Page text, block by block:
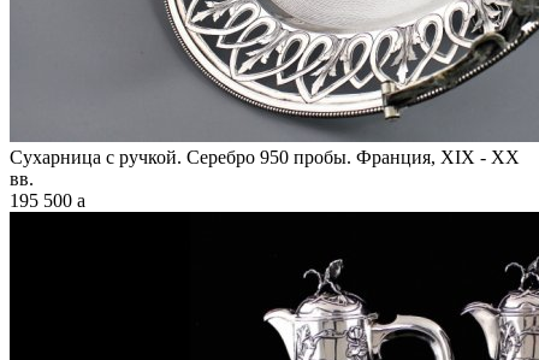
Сухарница с ручкой. Серебро 950 пробы. Франция, XIX - XX
вв.
195 500 a